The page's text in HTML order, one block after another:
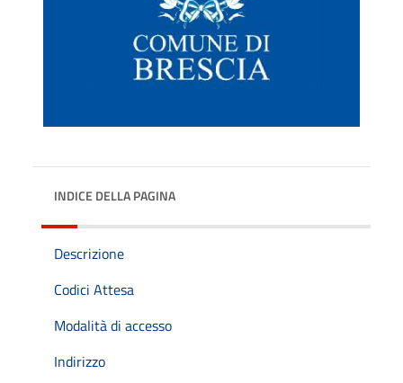
INDICE DELLA PAGINA
Descrizione
Codici Attesa
Modalità di accesso
Indirizzo